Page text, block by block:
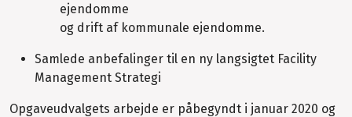
ejendomme
og drift af kommunale ejendomme.
Samlede anbefalinger til en ny langsigtet Facility
Management Strategi
Opgaveudvalgets arbejde er påbegyndt i januar 2020 og